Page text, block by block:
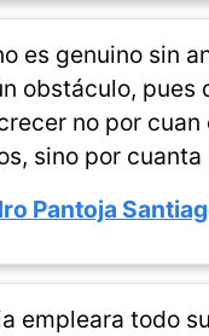
es genuino sin
obstáculo, pues
no por cuan
sino por cuanta
Pantoja
empleara todo